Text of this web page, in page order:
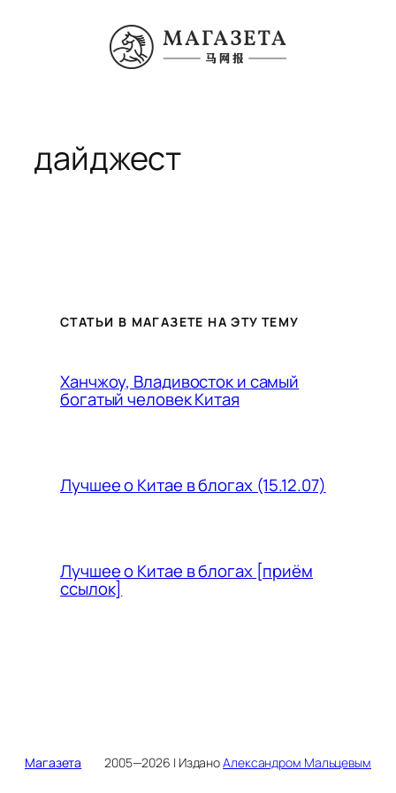
содержимому
дайджест
СТАТЬИ В МАГАЗЕТЕ НА ЭТУ ТЕМУ
Ханчжоу, Владивосток и самый
богатый человек Китая
Лучшее о Китае в блогах (15.12.07)
Лучшее о Китае в блогах [приём
ссылок]
Магазета 2005—2026 | ИзданоАлександром Мальцевым